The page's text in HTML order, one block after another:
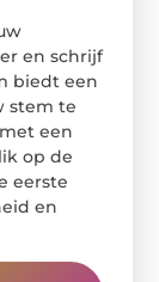
en schrijf
biedt een
stem te
een
op de
eerste
en